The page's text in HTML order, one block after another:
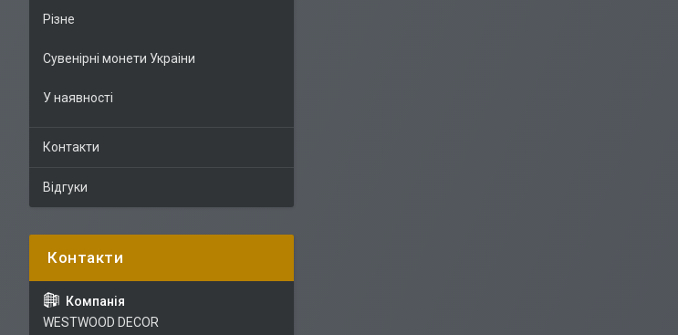
Різне
Сувенірні монети Украіни
У наявності
Контакти
Відгуки
WESTWOOD DECOR